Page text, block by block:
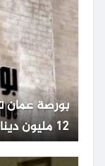
12 مليون دينار